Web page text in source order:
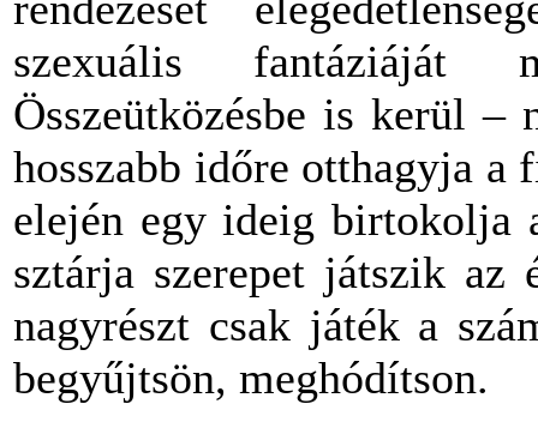
szexuális fantáziáját
Összeütközésbe is kerül –
hosszabb időre otthagyja a
elején egy ideig birtokolja
sztárja szerepet játszik az
nagyrészt csak játék a
begyűjtsön, meghódítson.